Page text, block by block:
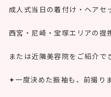
成人式当日の着付け・ヘアセ
西宮・尼崎・宝塚エリアの提
または近隣美容院をご紹介で
✦一度決めた振袖も、前撮り